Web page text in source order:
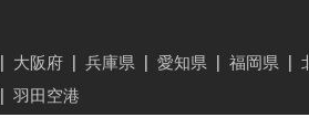
大阪府 兵庫県 愛知県 福岡県
羽田空港